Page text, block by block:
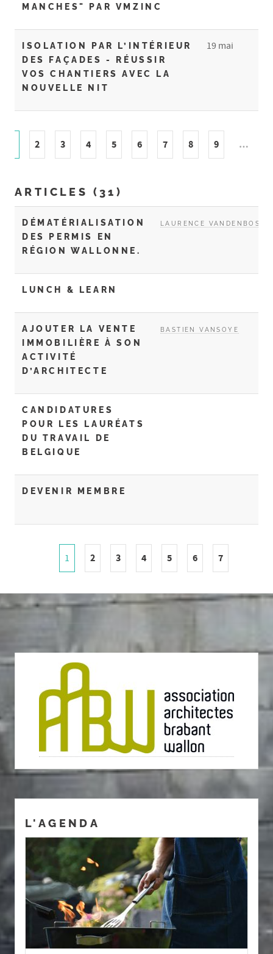
MANCHES" PAR VMZINC
ISOLATION PAR L’INTÉRIEUR
DES FAÇADES - RÉUSSIR
VOS CHANTIERS AVEC LA
NOUVELLE NIT
19 mai
2 3 4 5 6 7 8 9 …
ARTICLES (31)
DÉMATÉRIALISATION
DES PERMIS EN
RÉGION WALLONNE.
LAURENCE VANDENBOSCH
LUNCH & LEARN
AJOUTER LA VENTE
IMMOBILIÈRE À SON
ACTIVITÉ
D’ARCHITECTE
BASTIEN VANSOYE
CANDIDATURES
POUR LES LAURÉATS
DU TRAVAIL DE
BELGIQUE
DEVENIR MEMBRE
1 2 3 4 5 6 7
L'AGENDA